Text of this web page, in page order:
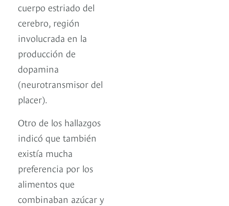
cuerpo estriado del
cerebro, región
involucrada en la
producción de
dopamina
(neurotransmisor del
placer).
Otro de los hallazgos
indicó que también
existía mucha
preferencia por los
alimentos que
combinaban azúcar y